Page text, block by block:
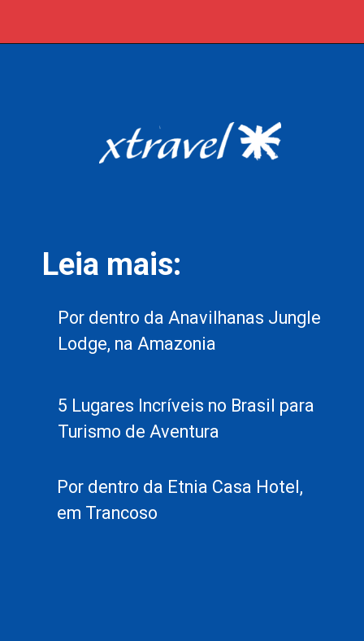
Leia mais:
5 Lugares Incríveis no Brasil para
Turismo de Aventura
Por dentro da Anavilhanas Jungle
Lodge, na Amazonia
Por dentro da Etnia Casa Hotel,
em Trancoso